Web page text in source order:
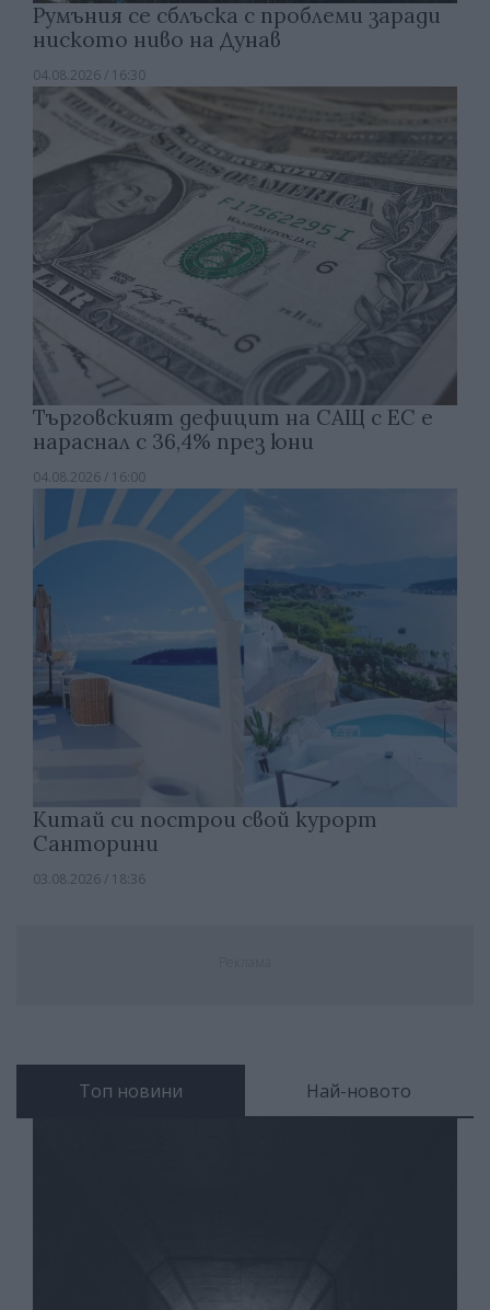
Румъния се сблъска с проблеми заради
ниското ниво на Дунав
04.08.2026 / 16:30
Търговският дефицит на САЩ с ЕС е
нараснал с 36,4% през юни
04.08.2026 / 16:00
Китай си построи свой курорт
Санторини
03.08.2026 / 18:36
Топ новини Най-новото